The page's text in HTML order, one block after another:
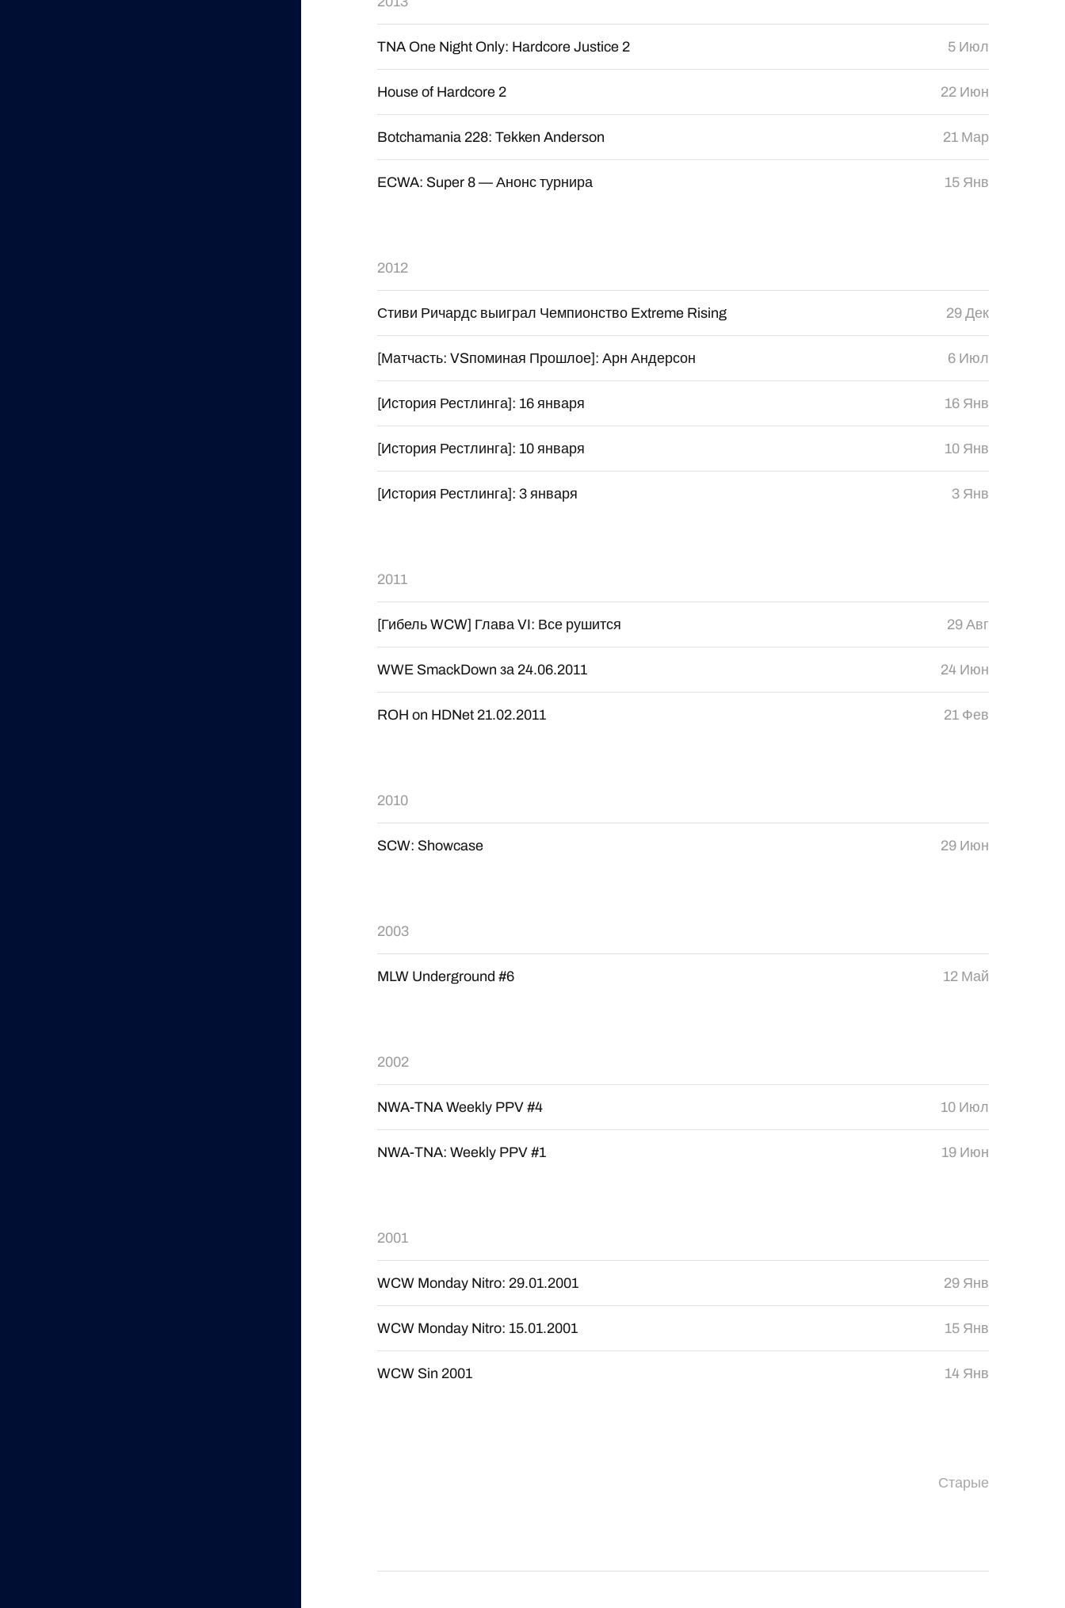
TNA One Night Only: Hardcore Justice 2 5 Июл
House of Hardcore 2 22 Июн
Botchamania 228: Tekken Anderson 21 Мар
ECWA: Super 8 — Анонс турнира 15 Янв
2012
Стиви Ричардс выиграл Чемпионство Extreme Rising 29 Дек
[Матчасть: VSпоминая Прошлое]: Арн Андерсон 6 Июл
[История Рестлинга]: 16 января 16 Янв
[История Рестлинга]: 10 января 10 Янв
[История Рестлинга]: 3 января 3 Янв
2011
[Гибель WCW] Глава VI: Все рушится 29 Авг
WWE SmackDown за 24.06.2011 24 Июн
ROH on HDNet 21.02.2011 21 Фев
2010
SCW: Showcase 29 Июн
2003
MLW Underground #6 12 Май
2002
NWA-TNA Weekly PPV #4 10 Июл
NWA-TNA: Weekly PPV #1 19 Июн
2001
WCW Monday Nitro: 29.01.2001 29 Янв
WCW Monday Nitro: 15.01.2001 15 Янв
WCW Sin 2001 14 Янв
Старые